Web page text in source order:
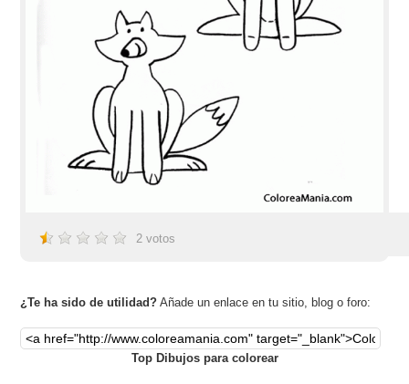
2 votos
¿Te ha sido de utilidad? Añade un enlace en tu sitio, blog o foro:
Top Dibujos para colorear